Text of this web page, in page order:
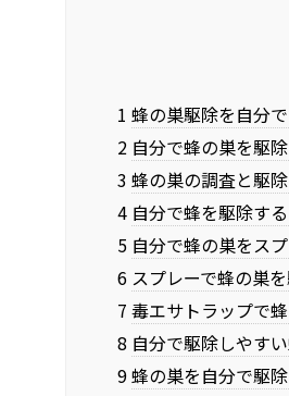
1 蜂の巣駆除を自分
2 自分で蜂の巣を駆
3 蜂の巣の調査と駆
4 自分で蜂を駆除す
5 自分で蜂の巣をス
6 スプレーで蜂の巣
7 毒エサトラップで
8 自分で駆除しやす
9 蜂の巣を自分で駆